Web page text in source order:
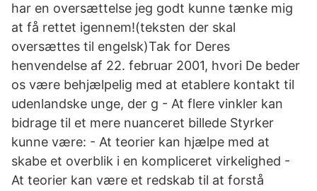
har en oversættelse jeg godt kunne tænke mig
at få rettet igennem!(teksten der skal
oversættes til engelsk)Tak for Deres
henvendelse af 22. februar 2001, hvori De beder
os være behjælpelig med at etablere kontakt til
udenlandske unge, der g - At flere vinkler kan
bidrage til et mere nuanceret billede Styrker
kunne være: - At teorier kan hjælpe med at
skabe et overblik i en kompliceret virkelighed -
At teorier kan være et redskab til at forstå